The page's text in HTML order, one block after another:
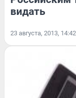
видать
23 августа, 2013, 14:42